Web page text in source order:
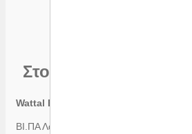
Στοιχεία
Wattal ΕΠΕ
ΒΙ.ΠΑ Λάκκωμα Χαλκιδικής